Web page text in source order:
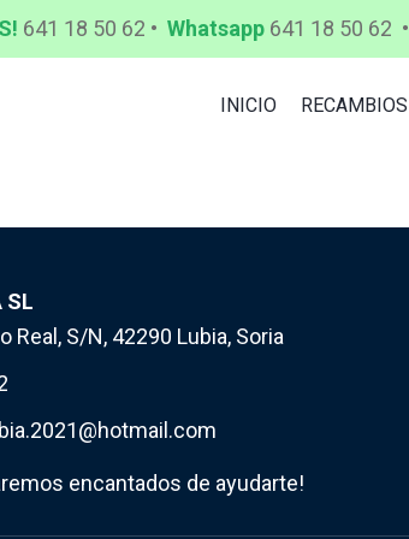
641 18 50 62 • Whatsapp 641 18 50 62 •
INICIO RECAMBIOS
SL
Real, S/N, 42290 Lubia, Soria
encantados de ayudarte!